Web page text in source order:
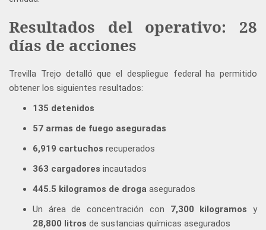
Resultados del operativo: 28
días de acciones
Trevilla Trejo detalló que el despliegue federal ha permitido
obtener los siguientes resultados:
135 detenidos
57 armas de fuego aseguradas
6,919 cartuchos recuperados
363 cargadores incautados
445.5 kilogramos de droga asegurados
Un área de concentración con 7,300 kilogramos y
28,800 litros de sustancias químicas asegurados